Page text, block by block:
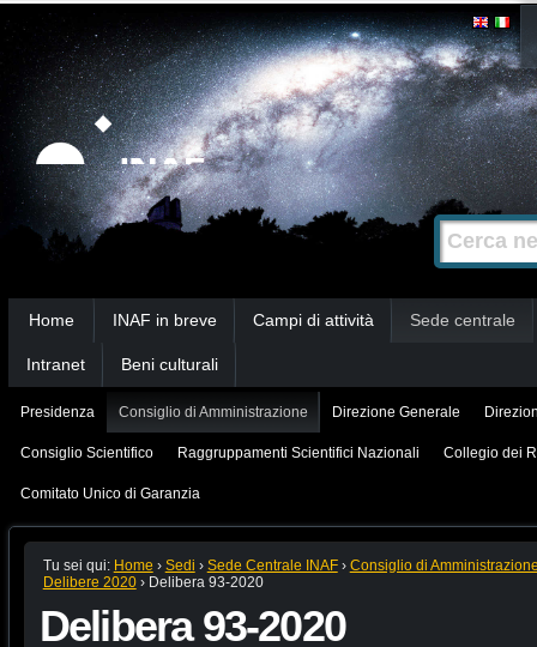
Strumenti
personali
Salta
contenuti.
|
Salta
alla
navigazione
Cerca nel
Ricerca
avanzata…
Home INAF in breve Campi di attività Sede centrale
Intranet Beni culturali
Presidenza Consiglio di Amministrazione Direzione Generale
Consiglio Scientifico Raggruppamenti Scientifici Nazionali Collegio dei
Comitato Unico di Garanzia
Tu sei qui: Home › Sedi › Sede Centrale INAF › Consiglio di
Delibere 2020 › Delibera 93-2020
Delibera 93-2020